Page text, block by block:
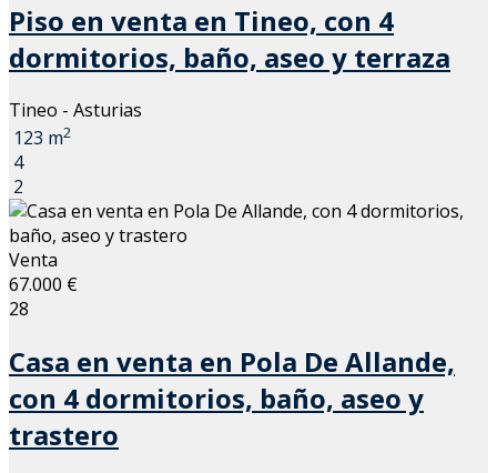
Piso en venta en Tineo, con 4
dormitorios, baño, aseo y terraza
Tineo - Asturias
123 m2
4
2
Venta
67.000 €
28
Casa en venta en Pola De Allande,
con 4 dormitorios, baño, aseo y
trastero